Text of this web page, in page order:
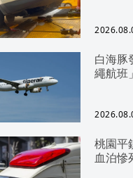
白海豚
繩航
桃園平
血泊